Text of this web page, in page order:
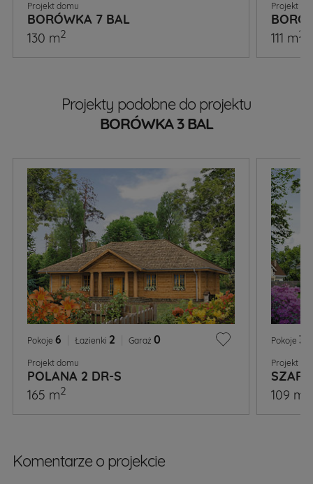
Projekt domu
BORÓWKA 7 BAL
130 m2
Projekt
111 m2
Projekty podobne do projektu
BORÓWKA 3 BAL
Pokoje 6 Łazienki 2 Garaż 0
Projekt domu
POLANA 2 DR-S
165 m2
Pokoje 3
Projekt
109 m
Komentarze o projekcie